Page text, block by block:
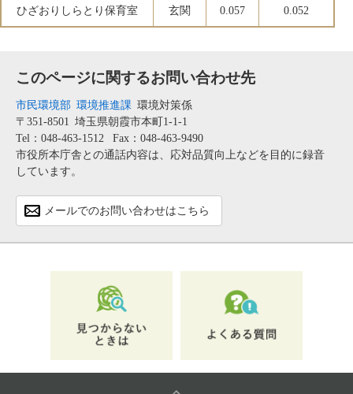
ひざおりしらとり保育室 玄関 0.057 0.052
このページに関するお問い合わせ先
市民環境部 環境推進課 環境対策係
〒351-8501 埼玉県朝霞市本町1-1-1
Tel：048-463-1512
Fax：048-463-9490
市役所本庁舎との通話内容は、応対品質向上などを目的に録音
しています。
メールでのお問い合わせはこちら